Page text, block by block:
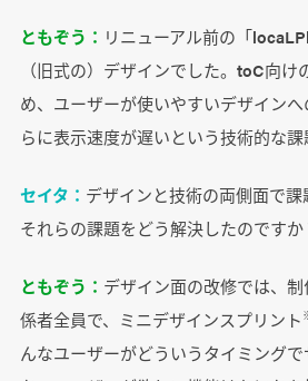
ともぞう： リニューアル前の「
（旧式の）デザインでした。toC向け
め、ユーザーが使いやすいデザイン
らに表示速度が遅いという技術的な課
セイタ： デザインと技術の両側面で課
それらの課題をどう解決したのですか
ともぞう： デザイン面の改修では、
係者全員で、ミニデザインスプリント
んなユーザーがどういうタイミング